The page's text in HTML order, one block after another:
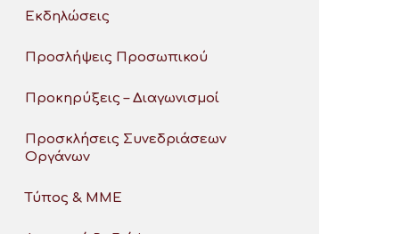
Εκδηλώσεις
Προσλήψεις Προσωπικού
Προκηρύξεις – Διαγωνισμοί
Προσκλήσεις Συνεδριάσεων
Οργάνων
Τύπος & ΜΜΕ